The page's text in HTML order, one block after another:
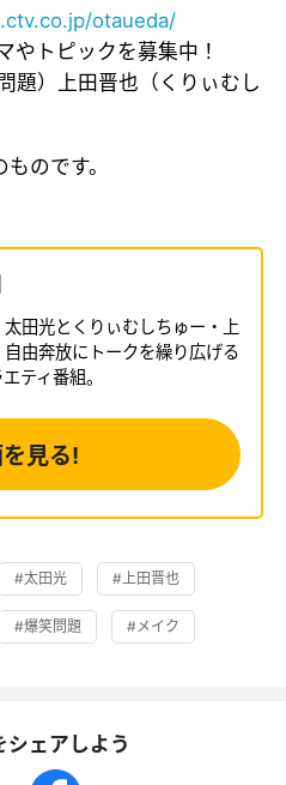
otaueda/
やトピックを募集中！
題）上田晋也（くりぃむし
のです。
田光とくりぃむしちゅー・上
自由奔放にトークを繰り広げる
ティ番組。
見る!
#太田光 #上田晋也
#爆笑問題 #メイク
シェアしよう